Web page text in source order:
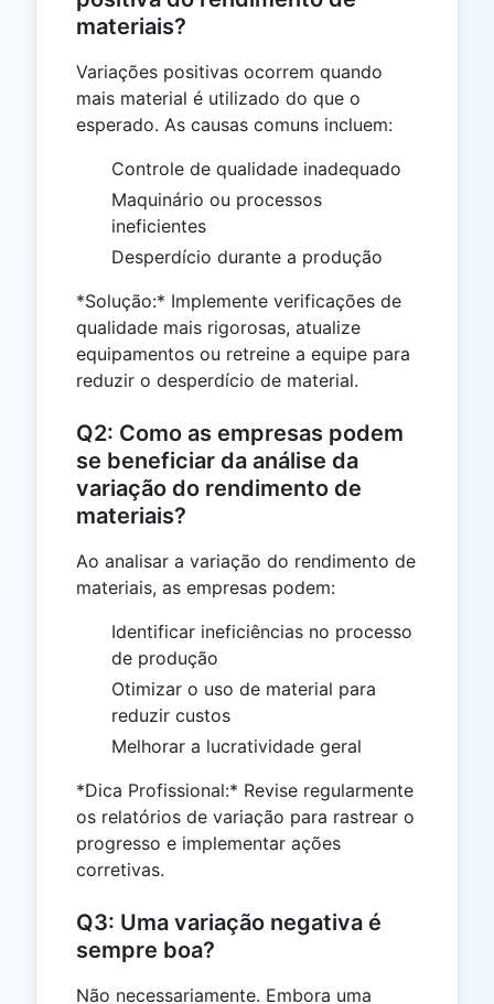
materiais?
Variações positivas ocorrem quando
mais material é utilizado do que o
esperado. As causas comuns incluem:
Controle de qualidade inadequado
Maquinário ou processos
ineficientes
Desperdício durante a produção
*Solução:* Implemente verificações de
qualidade mais rigorosas, atualize
equipamentos ou retreine a equipe para
reduzir o desperdício de material.
Q2: Como as empresas podem
se beneficiar da análise da
variação do rendimento de
materiais?
Ao analisar a variação do rendimento de
materiais, as empresas podem:
Identificar ineficiências no processo
de produção
Otimizar o uso de material para
reduzir custos
Melhorar a lucratividade geral
*Dica Profissional:* Revise regularmente
os relatórios de variação para rastrear o
progresso e implementar ações
corretivas.
Q3: Uma variação negativa é
sempre boa?
Não necessariamente. Embora uma